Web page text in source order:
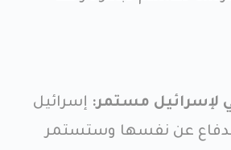
لإسرائيل مستمر: إسرائيل
عن نفسها وستستمر